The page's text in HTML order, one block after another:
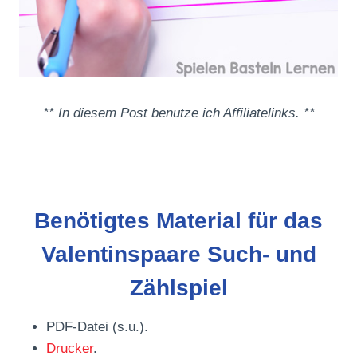
** In diesem Post benutze ich Affiliatelinks. **
Benötigtes Material für das
Valentinspaare Such- und
Zählspiel
PDF-Datei (s.u.).
Drucker.